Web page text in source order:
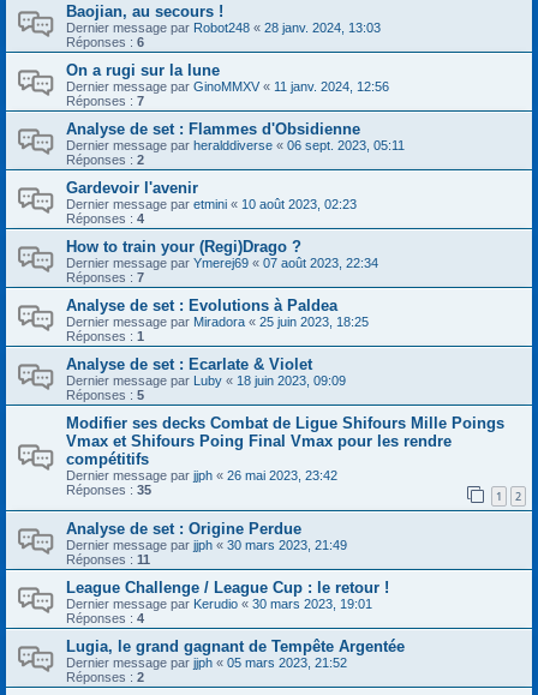
Baojian, au secours !
Dernier message par Robot248 « 28 janv. 2024, 13:03
Réponses : 6
On a rugi sur la lune
Dernier message par GinoMMXV « 11 janv. 2024, 12:56
Réponses : 7
Analyse de set : Flammes d'Obsidienne
Dernier message par heralddiverse « 06 sept. 2023, 05:11
Réponses : 2
Gardevoir l'avenir
Dernier message par etmini « 10 août 2023, 02:23
Réponses : 4
How to train your (Regi)Drago ?
Dernier message par Ymerej69 « 07 août 2023, 22:34
Réponses : 7
Analyse de set : Evolutions à Paldea
Dernier message par Miradora « 25 juin 2023, 18:25
Réponses : 1
Analyse de set : Ecarlate & Violet
Dernier message par Luby « 18 juin 2023, 09:09
Réponses : 5
Modifier ses decks Combat de Ligue Shifours Mille Poings
Vmax et Shifours Poing Final Vmax pour les rendre
compétitifs
Dernier message par jjph « 26 mai 2023, 23:42
Réponses : 35 1 2
Analyse de set : Origine Perdue
Dernier message par jjph « 30 mars 2023, 21:49
Réponses : 11
League Challenge / League Cup : le retour !
Dernier message par Kerudio « 30 mars 2023, 19:01
Réponses : 4
Lugia, le grand gagnant de Tempête Argentée
Dernier message par jjph « 05 mars 2023, 21:52
Réponses : 2